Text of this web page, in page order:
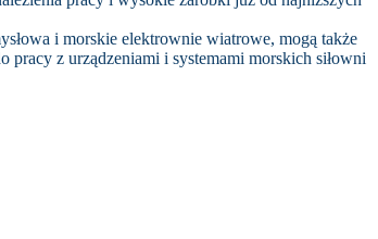
i morskie elektrownie wiatrowe, mogą także
pracy z urządzeniami i systemami morskich siłowni